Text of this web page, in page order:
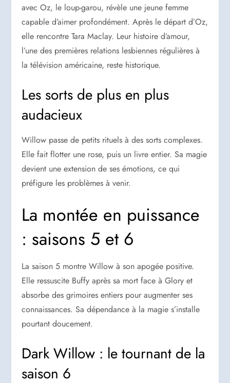
avec Oz, le loup-garou, révèle une jeune femme
capable d’aimer profondément. Après le départ d’Oz,
elle rencontre Tara Maclay. Leur histoire d’amour,
l’une des premières relations lesbiennes régulières à
la télévision américaine, reste historique.
Les sorts de plus en plus
audacieux
Willow passe de petits rituels à des sorts complexes.
Elle fait flotter une rose, puis un livre entier. Sa magie
devient une extension de ses émotions, ce qui
préfigure les problèmes à venir.
La montée en puissance
: saisons 5 et 6
La saison 5 montre Willow à son apogée positive.
Elle ressuscite Buffy après sa mort face à Glory et
absorbe des grimoires entiers pour augmenter ses
connaissances. Sa dépendance à la magie s’installe
pourtant doucement.
Dark Willow : le tournant de la
saison 6